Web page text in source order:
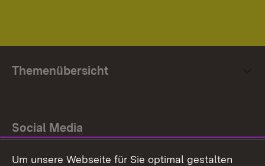
Themenübersicht
Social Media
Facebook
Um unsere Webseite für Sie optimal gestalten